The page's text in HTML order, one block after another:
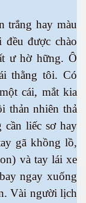
hay màu
được chào
ư hờ hững. Ô
thằng tôi. Có
cái, mắt kia
thản nhiên thả
liếc sơ hay
gã khồng lồ,
và tay lái xe
ngay xuống
Vài người lịch